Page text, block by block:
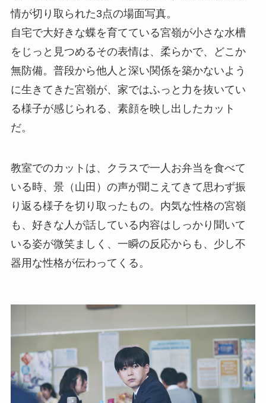
情が切り取られた3点の場面写真。
自宅で大好きな蝶を育てている宮嶺が小さな水槽
をじっと見つめるその表情は、柔らかで、どこか
無防備。普段から他人と深い関係を築かないよう
に生きてきた宮嶺が、家ではふっと力を抜いてい
る様子が感じられる、素顔を映し出したカット
だ。
教室でのカットは、クラスで一人お弁当を食べて
いる時、景（山田）の声が聞こえてきて思わず振
り返る様子を切り取ったもの。内気な性格の宮嶺
も、好きな人が話している内容はしっかり聞いて
いる姿が微笑ましく、一瞬の反応からも、少し不
器用な性格が伝わってくる。